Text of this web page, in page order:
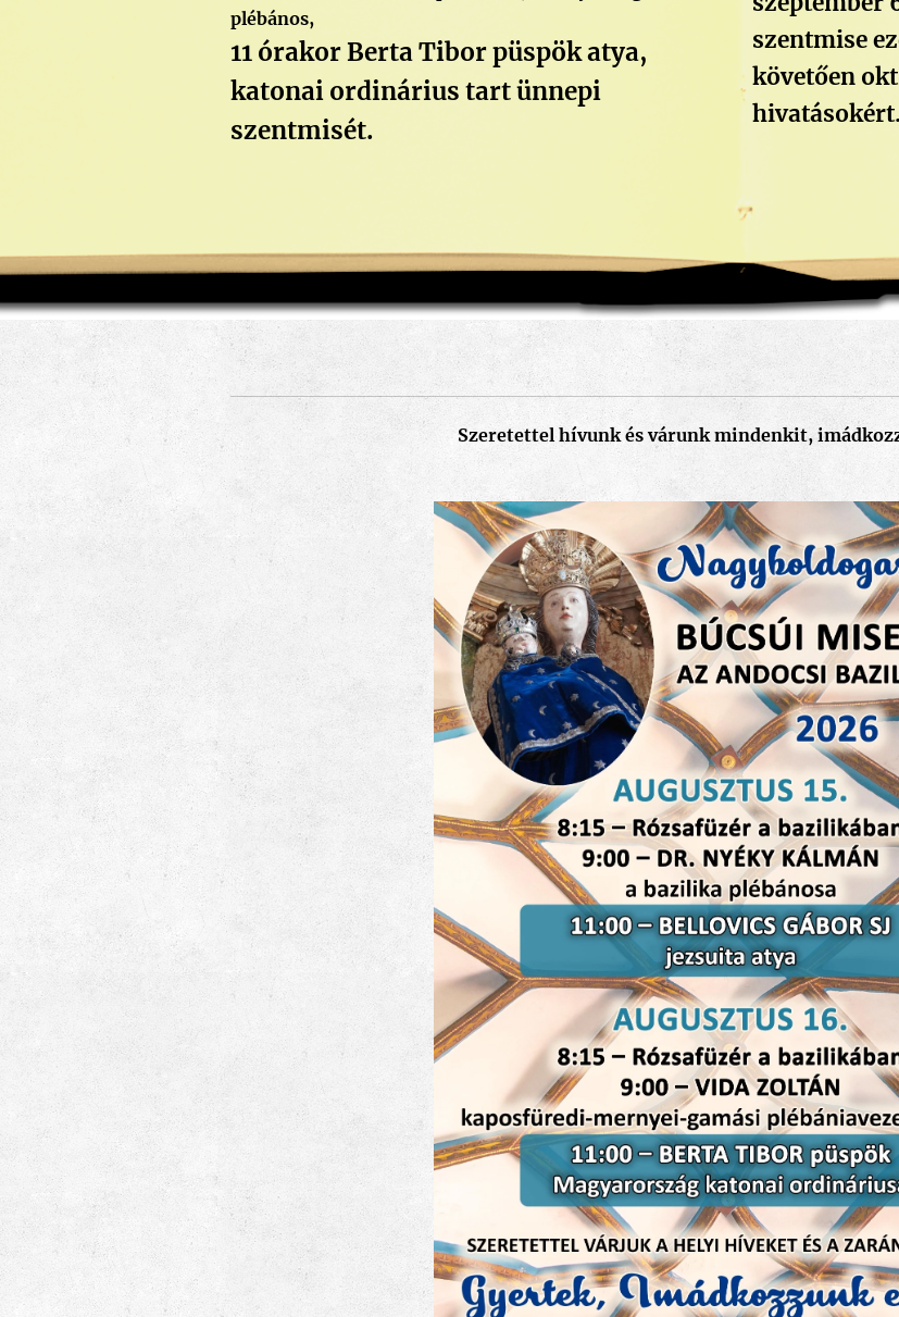
plébános,
11 órakor Berta Tibor püspök atya,
katonai ordinárius tart ünnepi
szentmisét.
szentmise
követően
hivatásokért.
Szeretettel hívunk és várunk mindenkit,